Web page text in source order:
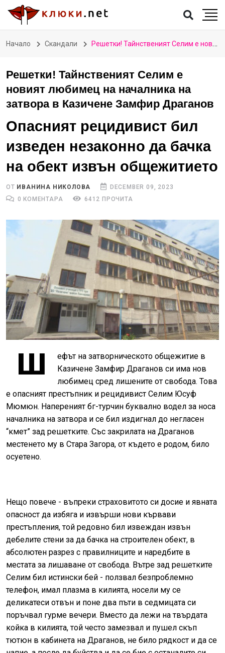
Начало Скандали Решетки! Тайнственият Селим е новият любимец на началника на затвора в Казичене Замфир Драганов
Решетки! Тайнственият Селим е
новият любимец на началника на
затвора в Казичене Замфир Драганов
Опасният рецидивист бил
изведен незаконно да бачка
на обект извън общежитието
ОТ ИВАНИНА НИКОЛОВА
DECEMBER 09, 2023
0 КОМЕНТАРА
6412 ПРОЧИТА
Ш
ефът на затворническото общежитие в
Казичене Замфир Драганов си има нов
любимец сред лишените от свобода. Това
е опасният престъпник и рецидивист Селим Юсуф
Мюмюн. Напереният бг-турчин буквално водел за носа
началника на затвора и се бил издигнал до негласен
“кмет” зад решетките. Със закрилата на Драганов
местенето му в Стара Загора, от където е родом, било
осуетено.
Нещо повече - въпреки страховитото си досие и явната
опасност да избяга и извърши нови кървави
престъпления, той редовно бил извеждан извън
дебелите стени за да бачка на строителен обект, в
абсолютен разрез с правилниците и наредбите в
местата за лишаване от свобода. Вътре зад решетките
Селим бил истински бей - ползвал безпроблемно
телефон, имал плазма в килията, носели му се
деликатеси отвън и поне два пъти в седмицата си
поръчвал гурме вечери. Вместо да лежи на твърдата
койка в килията, той често замезвал и пушел скъп
тютюн в кабинета на Драганов, не било рядкост и да се